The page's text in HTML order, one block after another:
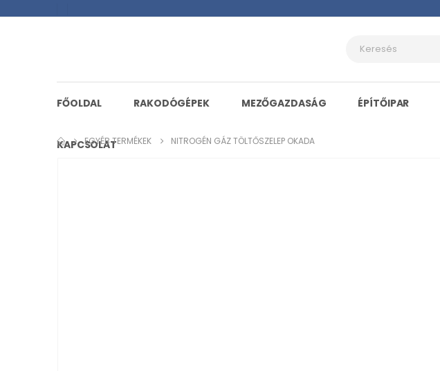
FŐOLDAL RAKODÓGÉPEK MEZŐGAZDASÁG ÉPÍTŐIPAR
KAPCSOLATEGYÉB TERMÉKEK NITROGÉN GÁZ TÖLTŐSZELEP OKADA